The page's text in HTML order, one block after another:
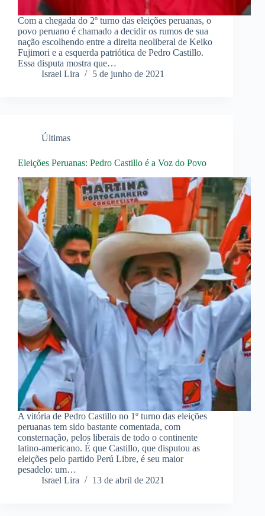
Com a chegada do 2º turno das eleições peruanas, o
povo peruano é chamado a decidir os rumos de sua
nação escolhendo entre a direita neoliberal de Keiko
Fujimori e a esquerda patriótica de Pedro Castillo.
Essa disputa mostra que…
Israel Lira
5 de junho de 2021
Últimas
Eleições Peruanas: Pedro Castillo é a Voz do Povo
A vitória de Pedro Castillo no 1º turno das eleições
peruanas tem sido bastante comentada, com
consternação, pelos liberais de todo o continente
latino-americano. É que Castillo, que disputou as
eleições pelo partido Perú Libre, é seu maior
pesadelo: um…
Israel Lira
13 de abril de 2021